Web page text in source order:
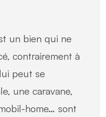
un bien qui ne
contrairement à
peut se
une caravane,
home… sont